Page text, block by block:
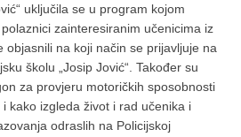
uključila se u program kojom
zainteresiranim učenicima iz
objasnili na koji način se prijavljuje na
školu „Josip Jović“. Također su
za provjeru motoričkih sposobnosti
kako izgleda život i rad učenika i
odraslih na Policijskoj